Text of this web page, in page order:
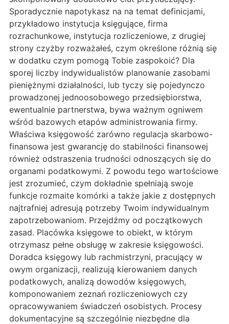
Sporadycznie napotykasz na na temat definicjami,
przykładowo instytucja księgujące, firma
rozrachunkowe, instytucja rozliczeniowe, z drugiej
strony czyżby rozważałeś, czym określone różnią się
w dodatku czym pomogą Tobie zaspokoić? Dla
sporej liczby indywidualistów planowanie zasobami
pieniężnymi działalności, lub tyczy się pojedynczo
prowadzonej jednoosobowego przedsiębiorstwa,
ewentualnie partnerstwa, bywa ważnym ogniwem
wśród bazowych etapów administrowania firmy.
Właściwa księgowość zarówno regulacja skarbowo-
finansowa jest gwarancję do stabilności finansowej
również odstraszenia trudności odnoszących się do
organami podatkowymi. Z powodu tego wartościowe
jest zrozumieć, czym dokładnie spełniają swoje
funkcje rozmaite komórki a także jakie z dostępnych
najtrafniej adresują potrzeby Twoim indywidualnym
zapotrzebowaniom. Przejdźmy od początkowych
zasad. Placówka księgowe to obiekt, w którym
otrzymasz pełne obsługę w zakresie księgowości.
Doradca księgowy lub rachmistrzyni, pracujący w
owym organizacji, realizują kierowaniem danych
podatkowych, analizą dowodów księgowych,
komponowaniem zeznań rozliczeniowych czy
opracowywaniem świadczeń osobistych. Procesy
dokumentacyjne są szczególnie niezbędne dla